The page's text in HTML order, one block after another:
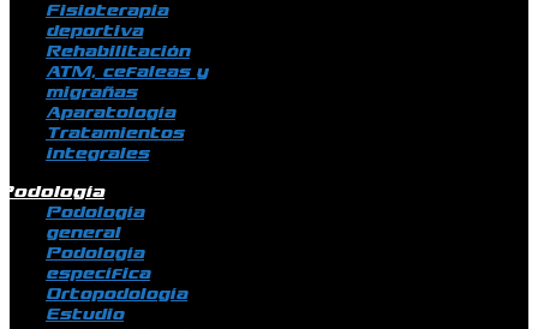
Fisioterapia
deportiva
Rehabilitación
ATM, cefaleas y
migrañas
Aparatología
Tratamientos
integrales
Podología
general
Podología
específica
Ortopodología
Estudio